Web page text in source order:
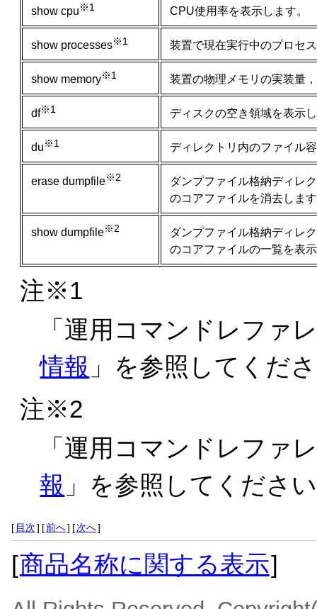
show cpu※1 CPU使用率を表示します。
show processes※1 装置で現在実行中のプロセ
show memory※1 装置の物理メモリの実装量
df※1 ディスクの空き領域を表示
du※1 ディレクトリ内のファイル
erase dumpfile※2
ダンプファイル格納ディレ
のコアファイルを消去しま
show dumpfile※2
ダンプファイル格納ディレ
のコアファイルの一覧を表
注※1
「 運用コマンドレファ
情報 」を参照してくだ
注※2
「 運用コマンドレファ
報 」を参照してくださ
[ 目次] [前へ] [次へ]
[商品名称に関する表示]